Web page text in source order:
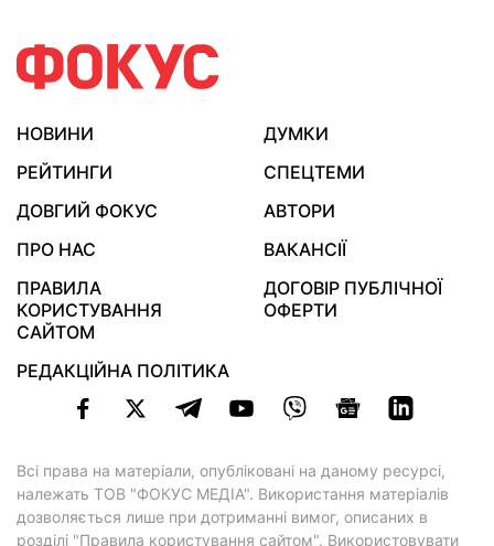
НОВИНИ
ДУМКИ
РЕЙТИНГИ
СПЕЦТЕМИ
ДОВГИЙ ФОКУС
АВТОРИ
ПРО НАС
ВАКАНСІЇ
ПРАВИЛА
КОРИСТУВАННЯ
САЙТОМ
ДОГОВІР ПУБЛІЧНОЇ
ОФЕРТИ
РЕДАКЦІЙНА ПОЛІТИКА
Всі права на матеріали, опубліковані на даному ресурсі,
належать ТОВ "ФОКУС МЕДІА". Використання матеріалів
дозволяється лише при дотриманні вимог, описаних в
розділі "Правила користування сайтом". Використовувати